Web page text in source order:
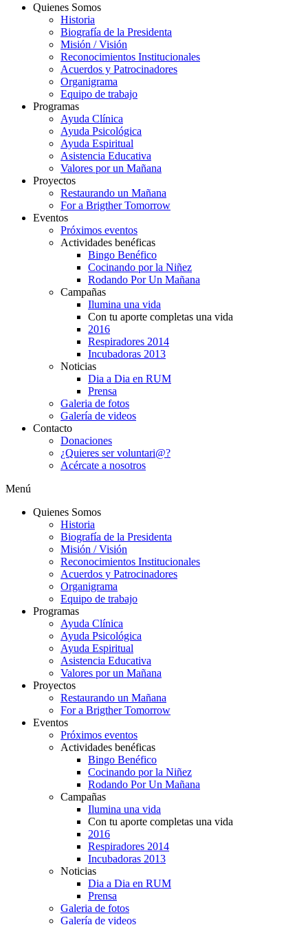
Quienes Somos
Historia
Biografía de la Presidenta
Misión / Visión
Reconocimientos Institucionales
Acuerdos y Patrocinadores
Organigrama
Equipo de trabajo
Programas
Ayuda Clínica
Ayuda Psicológica
Ayuda Espiritual
Asistencia Educativa
Valores por un Mañana
Proyectos
Restaurando un Mañana
For a Brigther Tomorrow
Eventos
Próximos eventos
Actividades benéficas
Bingo Benéfico
Cocinando por la Niñez
Rodando Por Un Mañana
Campañas
Ilumina una vida
Con tu aporte completas una vida
2016
Respiradores 2014
Incubadoras 2013
Noticias
Dia a Dia en RUM
Prensa
Galeria de fotos
Galería de videos
Contacto
Donaciones
¿Quieres ser voluntari@?
Acércate a nosotros
Menú
Quienes Somos
Historia
Biografía de la Presidenta
Misión / Visión
Reconocimientos Institucionales
Acuerdos y Patrocinadores
Organigrama
Equipo de trabajo
Programas
Ayuda Clínica
Ayuda Psicológica
Ayuda Espiritual
Asistencia Educativa
Valores por un Mañana
Proyectos
Restaurando un Mañana
For a Brigther Tomorrow
Eventos
Próximos eventos
Actividades benéficas
Bingo Benéfico
Cocinando por la Niñez
Rodando Por Un Mañana
Campañas
Ilumina una vida
Con tu aporte completas una vida
2016
Respiradores 2014
Incubadoras 2013
Noticias
Dia a Dia en RUM
Prensa
Galeria de fotos
Galería de videos